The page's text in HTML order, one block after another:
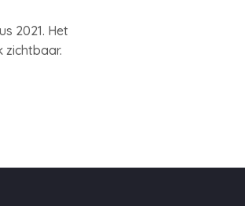
2021. Het
zichtbaar.